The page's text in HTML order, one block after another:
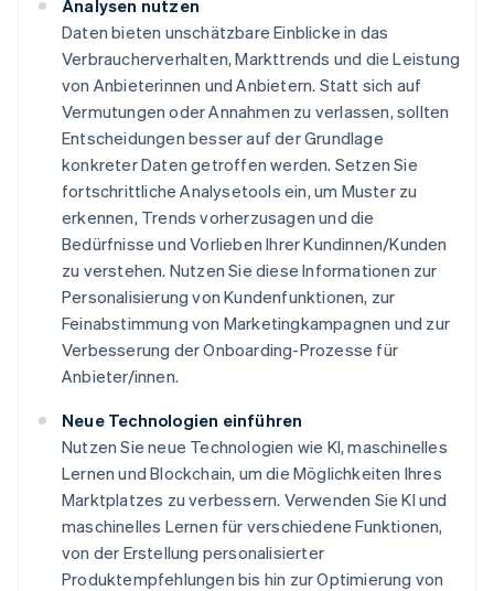
Analysen nutzen
Daten bieten unschätzbare Einblicke in das
Verbraucherverhalten, Markttrends und die Leistung
von Anbieterinnen und Anbietern. Statt sich auf
Vermutungen oder Annahmen zu verlassen, sollten
Entscheidungen besser auf der Grundlage
konkreter Daten getroffen werden. Setzen Sie
fortschrittliche Analysetools ein, um Muster zu
erkennen, Trends vorherzusagen und die
Bedürfnisse und Vorlieben Ihrer Kundinnen/Kunden
zu verstehen. Nutzen Sie diese Informationen zur
Personalisierung von Kundenfunktionen, zur
Feinabstimmung von Marketingkampagnen und zur
Verbesserung der Onboarding-Prozesse für
Anbieter/innen.
Neue Technologien einführen
Nutzen Sie neue Technologien wie KI, maschinelles
Lernen und Blockchain, um die Möglichkeiten Ihres
Marktplatzes zu verbessern. Verwenden Sie KI und
maschinelles Lernen für verschiedene Funktionen,
von der Erstellung personalisierter
Produktempfehlungen bis hin zur Optimierung von